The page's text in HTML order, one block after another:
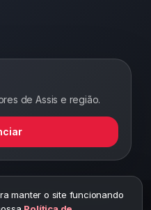
de Assis e região.
os direitos reservados —
manter o site funcionando